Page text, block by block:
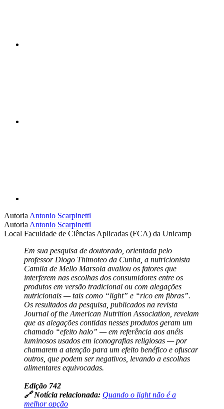
Autoria Antonio Scarpinetti
Autoria Antonio Scarpinetti
Local Faculdade de Ciências Aplicadas (FCA) da Unicamp
Em sua pesquisa de doutorado, orientada pelo
professor Diogo Thimoteo da Cunha, a nutricionista
Camila de Mello Marsola avaliou os fatores que
interferem nas escolhas dos consumidores entre os
produtos em versão tradicional ou com alegações
nutricionais — tais como “light” e “rico em fibras”.
Os resultados da pesquisa, publicados na revista
Journal of the American Nutrition Association, revelam
que as alegações contidas nesses produtos geram um
chamado “efeito halo” — em referência aos anéis
luminosos usados em iconografias religiosas — por
chamarem a atenção para um efeito benéfico e ofuscar
outros, que podem ser negativos, levando a escolhas
alimentares equivocadas.
Edição 742
🔗 Notícia relacionada: Quando o light não é a
melhor opção